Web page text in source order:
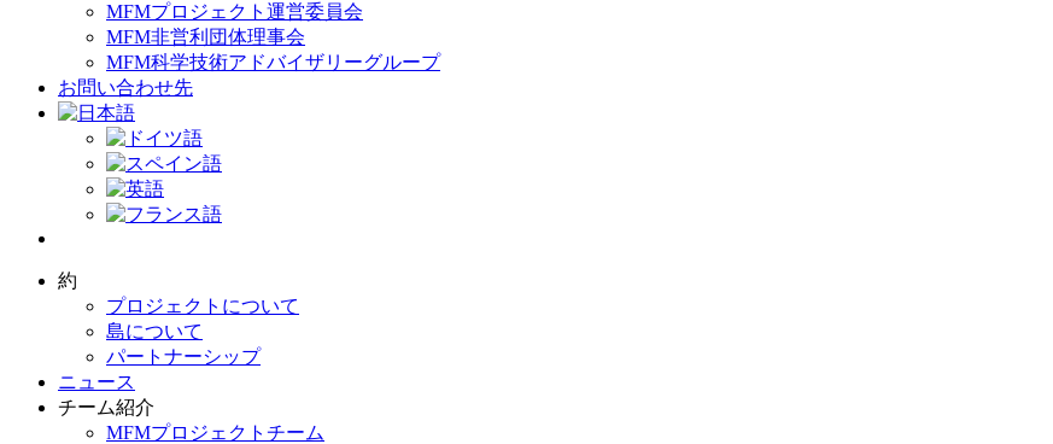
MFMプロジェクト運営委員会
MFM非営利団体理事会
MFM科学技術アドバイザリーグループ
お問い合わせ先
約
プロジェクトについて
島について
パートナーシップ
ニュース
チーム紹介
MFMプロジェクトチーム